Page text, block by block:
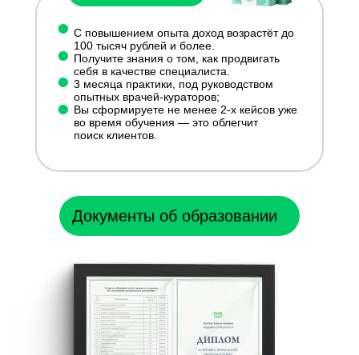
С повышением опыта доход возрастёт до
100 тысяч рублей и более.
Получите знания о том, как продвигать
себя в качестве специалиста.
3 месяца практики, под руководством
опытных врачей-кураторов;
Вы сформируете не менее 2-х кейсов уже
во время обучения — это облегчит
поиск клиентов.
•
•
•
•
Документы об образовании